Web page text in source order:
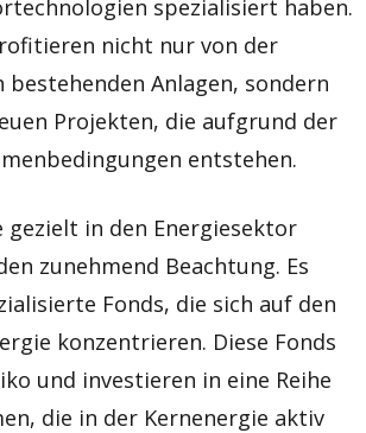
spezialisiert haben.
nicht nur von der
bestehenden Anlagen, sondern
Projekten, die aufgrund der
entstehen.
gezielt in den Energiesektor
zunehmend Beachtung. Es
Fonds, die sich auf den
konzentrieren. Diese Fonds
und investieren in eine Reihe
die in der Kernenergie aktiv